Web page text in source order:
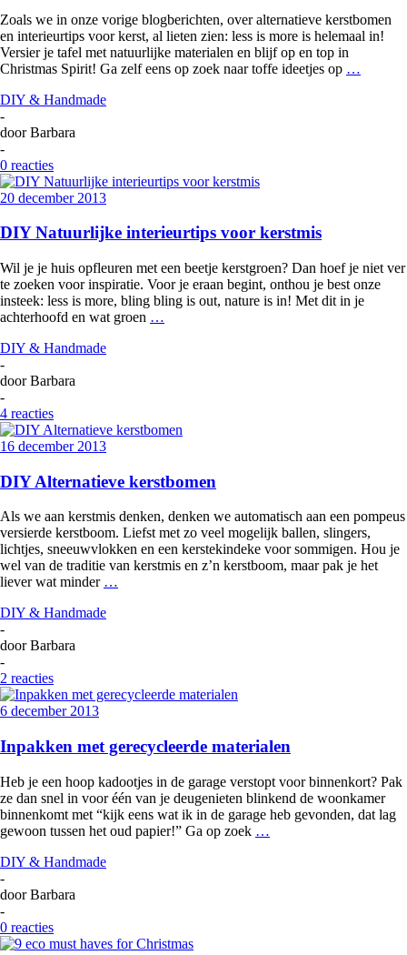
Zoals we in onze vorige blogberichten, over alternatieve kerstbomen
en interieurtips voor kerst, al lieten zien: less is more is helemaal in!
Versier je tafel met natuurlijke materialen en blijf op en top in
Christmas Spirit! Ga zelf eens op zoek naar toffe ideetjes op …
DIY & Handmade
-
doorBarbara
-
0 reacties
20 december 2013
DIY Natuurlijke interieurtips voor kerstmis
Wil je je huis opfleuren met een beetje kerstgroen? Dan hoef je niet ver
te zoeken voor inspiratie. Voor je eraan begint, onthou je best onze
insteek: less is more, bling bling is out, nature is in! Met dit in je
achterhoofd en wat groen …
DIY & Handmade
-
doorBarbara
-
4 reacties
16 december 2013
DIY Alternatieve kerstbomen
Als we aan kerstmis denken, denken we automatisch aan een pompeus
versierde kerstboom. Liefst met zo veel mogelijk ballen, slingers,
lichtjes, sneeuwvlokken en een kerstekindeke voor sommigen. Hou je
wel van de traditie van kerstmis en z’n kerstboom, maar pak je het
liever wat minder …
DIY & Handmade
-
doorBarbara
-
2 reacties
6 december 2013
Inpakken met gerecycleerde materialen
Heb je een hoop kadootjes in de garage verstopt voor binnenkort? Pak
ze dan snel in voor één van je deugenieten blinkend de woonkamer
binnenkomt met “kijk eens wat ik in de garage heb gevonden, dat lag
gewoon tussen het oud papier!” Ga op zoek …
DIY & Handmade
-
doorBarbara
-
0 reacties